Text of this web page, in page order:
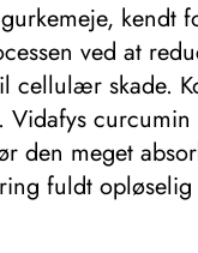
kendt
ved at
cellulær skade.
curcumin
den meget
fuldt